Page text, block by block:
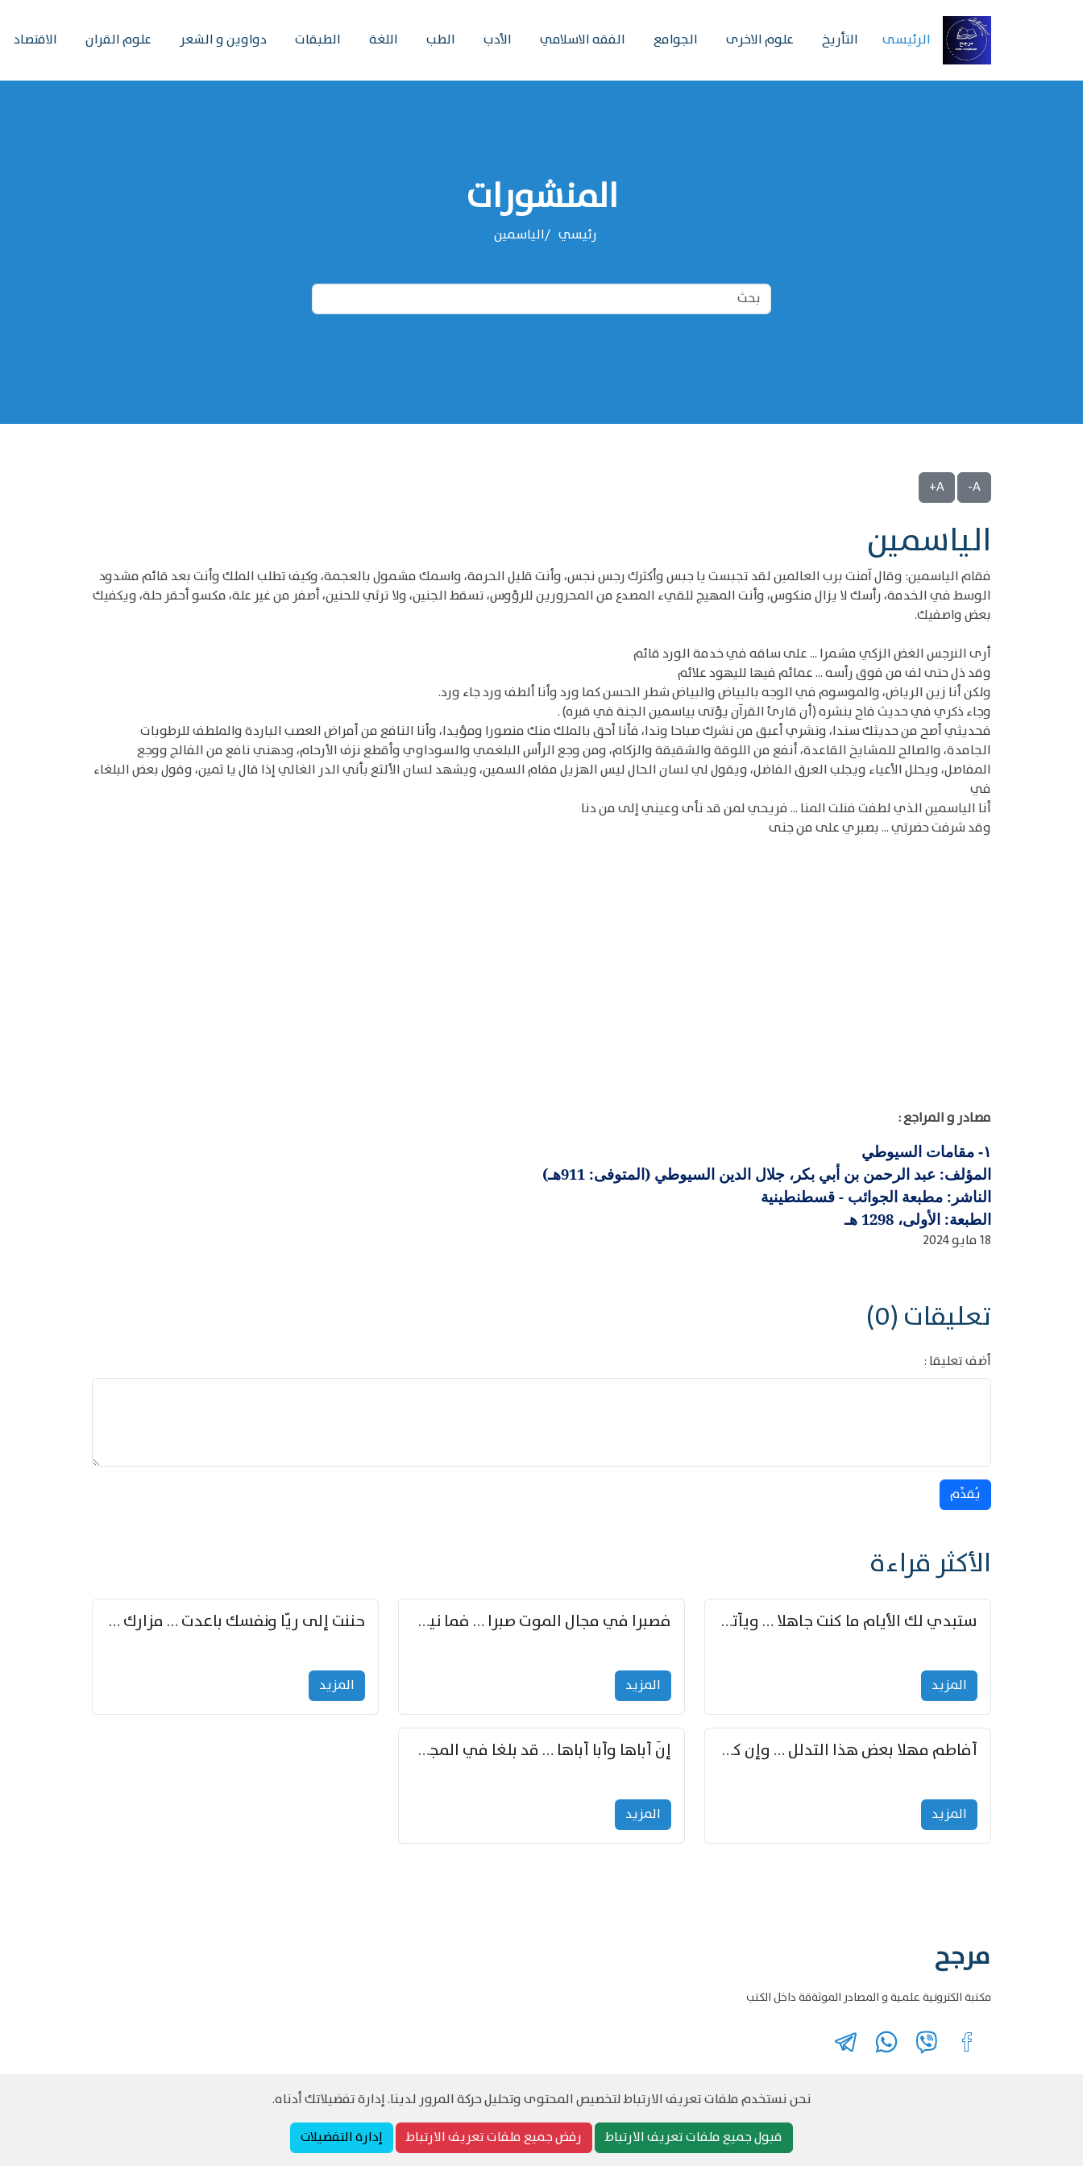
الرئیسی التأريخ علوم الاخرى الجوامع الفقه الاسلامي الأدب الطب اللغة الطبقات دواوين و الشعر علوم القران الاقتصاد
المنشورات
رئيسي الياسمين
A-
A+
الياسمين
فقام الياسمين: وقال آمنت برب العالمين لقد تجبست يا جبس وأكثرك رجس نجس، وأنت قليل الحرمة، واسمك مشمول بالعجمة، وكيف تطلب الملك وأنت بعد قائم مشدود
الوسط في الخدمة، رأسك لا يزال منكوس، وأنت المهيج للقيء المصدع من المحرورين للرؤوس، تسقط الجنين، ولا ترثي للحنين، أصفر من غير علة، مكسو أحقر حلة، ويكفيك
بعض واصفيك.
أرى النرجس الغض الزكي مشمرا ... على ساقه في خدمة الورد قائم
وقد ذل حتى لف من فوق رأسه ... عمائم فيها لليهود علائم
ولكن أنا زين الرياض، والموسوم في الوجه بالبياض والبياض شطر الحسن كما ورد وأنا ألطف ورد جاء ورد.
وجاء ذكري في حديث فاح بنشره (أن قارئ القرآن يؤتى بياسمين الجنة في قبره) .
فحديثي أصح من حديثك سندا، ونشري أعبق من نشرك صباحا وندا، فأنا أحق بالملك منك منصورا ومؤيدا، وأنا النافع من أمراض العصب الباردة والملطف للرطوبات
الجامدة، والصالح للمشايخ القاعدة، أنفع من اللوقة والشقيقة والزكام، ومن وجع الرأس البلغمي والسوداوي وأقطع نزف الأرحام، ودهني نافع من الفالج ووجع
المفاصل، ويحلل الأعياء ويجلب العرق الفاضل، ويقول لي لسان الحال ليس الهزيل مقام السمين، ويشهد لسان الألثع بأني الدر الغالي إذا قال يا ثمين، وقول بعض البلغاء
في
أنا الياسمين الذي لطفت فنلت المنا ... فريحي لمن قد نأى وعيني إلى من دنا
وقد شرفت حضرتي ... بصبري على من جنى
مصادر و المراجع :
١-
مقامات السيوطي
المؤلف: عبد الرحمن بن أبي بكر، جلال الدين السيوطي (المتوفى: 911هـ)
الناشر: مطبعة الجوائب - قسطنطينية
الطبعة: الأولى، 1298 هـ
18 مايو 2024
تعليقات (0)
أضف تعليقا :
يُقدِّم
الأكثر قراءة
ستبدي لك الأيام ما كنت جاهلا … ويأتيك بالأخبار من لم تزوّد
المزید
فصبرا في مجال الموت صبرا … فما نيل الخلود بمستطاع
المزید
حننت إلى ريّا ونفسك باعدت … مزارك من ريّا وشعباكما معا
المزید
أفاطم مهلا بعض هذا التدلل … وإن كنت قد أزمعت صرمي فأجملي
المزید
إنّ أباها وأبا أباها … قد بلغا في المجد غايتاها
المزید
مرجح
مكتبة الكترونية علمية و المصادر الموثةقة داخل الكتب
©حقوق الطبع والنشر مرجح جميع الحقوق محفوظةسياسة و الخصوصية
نحن نستخدم ملفات تعريف الارتباط لتخصيص المحتوى وتحليل حركة المرور لدينا. إدارة تفضيلاتك أدناه.
قبول جميع ملفات تعريف الارتباط
رفض جميع ملفات تعريف الارتباط إدارة التفضيلات